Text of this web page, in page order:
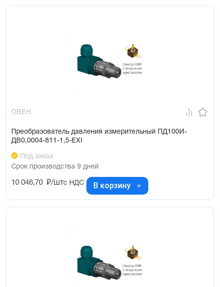
ОВЕН
Преобразователь давления измерительный ПД100И-
ДВ0,0004-811-1,5-ЕХI
Под заказ
Срок производства 9 дней
10 046,70 ₽/штс НДС В корзину